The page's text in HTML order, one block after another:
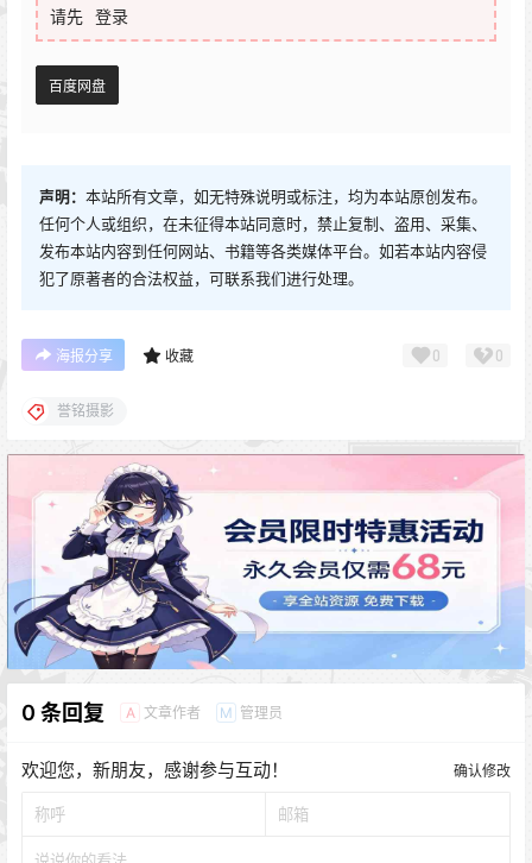
请先 登录
百度网盘
声明： 本站所有文章，如无特殊说明或标注，均为本站原创发布。
任何个人或组织，在未征得本站同意时，禁止复制、盗用、采集、
发布本站内容到任何网站、书籍等各类媒体平台。如若本站内容侵
犯了原著者的合法权益，可联系我们进行处理。
海报分享 收藏 0 0
誉铭摄影
0 条回复 A 文章作者 M 管理员
欢迎您，新朋友，感谢参与互动！ 确认修改